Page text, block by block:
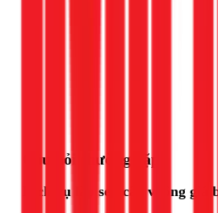
Câu hỏi thường gặp
Dịch vụ lắp sen cây vuông giá